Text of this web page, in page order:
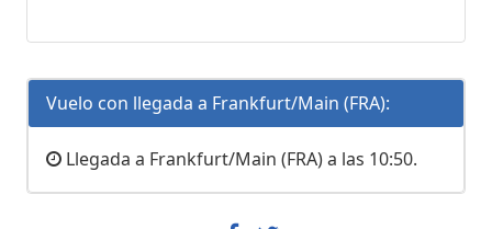
Vuelo con llegada a Frankfurt/Main (FRA):
Llegada a Frankfurt/Main (FRA) a las 10:50.